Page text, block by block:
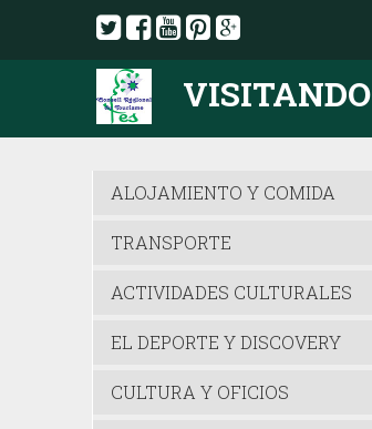
VISITANDO
ALOJAMIENTO Y COMIDA
TRANSPORTE
ACTIVIDADES CULTURALES
EL DEPORTE Y DISCOVERY
CULTURA Y OFICIOS